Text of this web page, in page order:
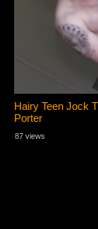
Hairy Teen Jock
Porter
87 views